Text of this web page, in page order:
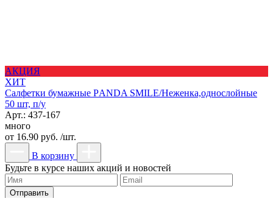
АКЦИЯ
ХИТ
Салфетки бумажные РANDA SMILE/Неженка,однослойные
50 шт, п/у
Арт.: 437-167
много
от 16.90 руб. /шт.
В корзину
Будьте в курсе наших акций и новостей